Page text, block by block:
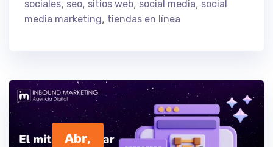
sociales, seo, sitios web, social media, social
media marketing, tiendas en línea
Abr,